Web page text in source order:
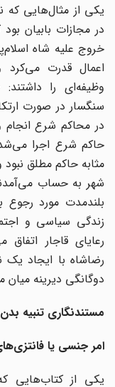
یکی از مثال‌هایی که
در مجازات بابیان بود
خروج علیه شاه
اعمال قدرت می‌کرد
وظیفه‌ای را
سنگسار در صورت
در محاکم شرع انجام
حاکم شرع اجرا می‌شد.
مثابه حاکم مطلق نبود
شهر به حساب می‌آمدند
بلندمدت مورد رجوع
زندگی سیاسی و
رعایای قاجار اتفاق
رضاشاه با ایجاد یک
دوگانگی دیرینه میان
مستندنگاری تنبیه بدن
امر جنسی یا
یکی از کتاب‌هایی